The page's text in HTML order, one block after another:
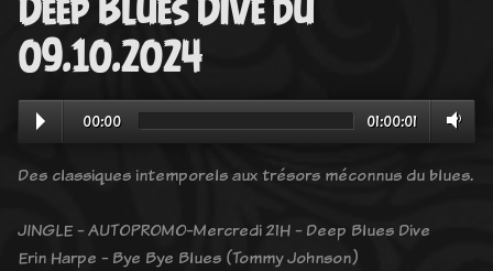
Deep Blues Dive du
09.10.2024
00:00 01:00:01
Des classiques intemporels aux trésors méconnus du blues.
JINGLE - AUTOPROMO-Mercredi 21H - Deep Blues Dive
Erin Harpe - Bye Bye Blues (Tommy Johnson)